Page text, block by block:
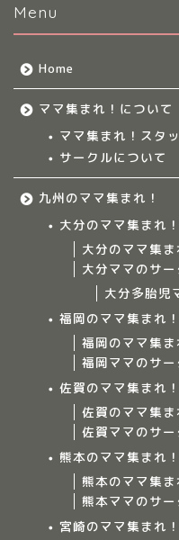
Menu
Home
ママ集まれ！について
ママ集まれ！スタ
サークルについて
九州のママ集まれ！
大分のママ集まれ！
大分のママ集
大分ママのサー
大分多胎児
福岡のママ集まれ！
福岡のママ集
福岡ママのサー
佐賀のママ集まれ！
佐賀のママ集
佐賀ママのサー
熊本のママ集まれ！
熊本のママ集
熊本ママのサー
宮崎のママ集まれ！